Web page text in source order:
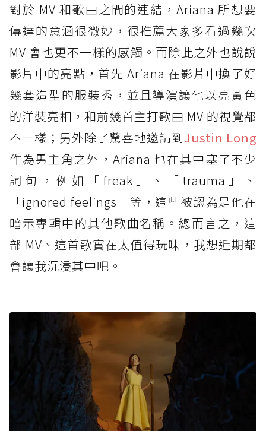
對於 MV 和歌曲之間的連結，Ariana 所想要
傳達的意涵很微妙，很推薦大家多看過幾次
MV 會也更不一樣的感觸。而除此之外也說說
影片中的亮點，首先 Ariana 在影片中換了好
幾套造型的服裝秀，並且導演讓他以亮黃色
的洋裝亮相，和前幾首主打歌曲 MV 的視覺都
不一樣；另外除了驚喜地邀請到Justin Long
作為男主角之外，Ariana 也在其中塞了不少
詞句，例如「freak」、「trauma」、
「ignored feelings」等，這些被認為是他在
暗示專輯中的其他歌曲名稱。總而言之，這
部 MV、這首歌實在太值得玩味，我想近期都
會讓我沉浸其中吧。